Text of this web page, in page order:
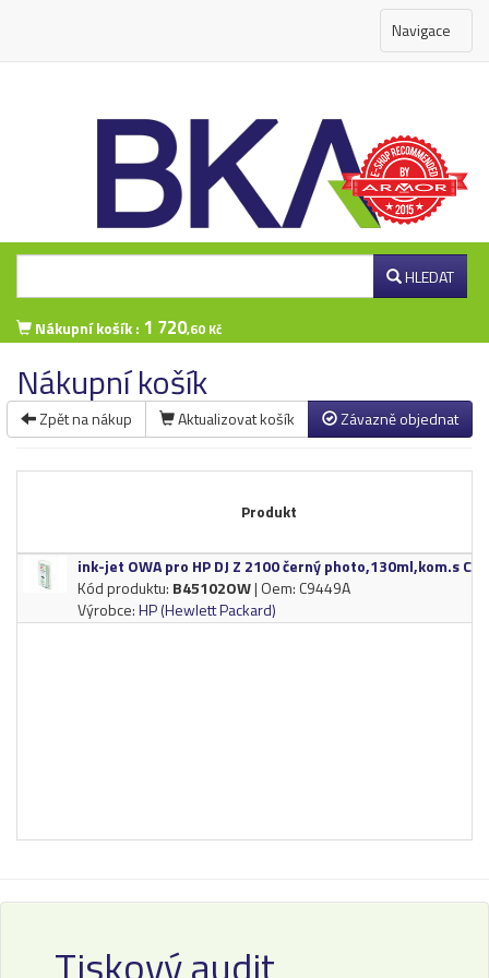
Navigace
HLEDAT
Nákupní košík : 1 720,60 Kč
Nákupní košík
Zpět na nákup Aktualizovat košík Závazně objednat
Produkt
ink-​jet OWA pro HP DJ Z 2100 černý photo,​130ml,​kom.​s
Kód produktu: B45102OW| Oem: C9449A
Výrobce:HP (Hewlett Packard)